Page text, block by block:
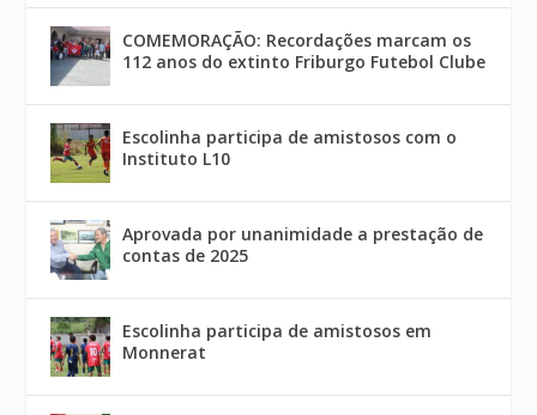
COMEMORAÇÃO: Recordações marcam os
112 anos do extinto Friburgo Futebol Clube
Escolinha participa de amistosos com o
Instituto L10
Aprovada por unanimidade a prestação de
contas de 2025
Escolinha participa de amistosos em
Monnerat